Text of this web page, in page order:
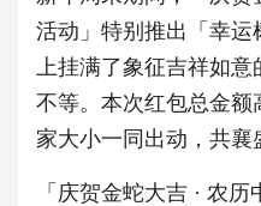
活动」特别推出「幸
上挂满了象征吉祥如意
不等。本次红包总金额
家大小一同出动，共襄
「庆贺金蛇大吉 · 农